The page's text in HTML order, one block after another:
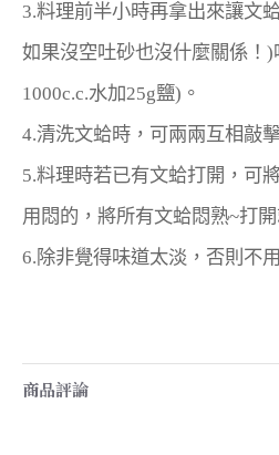
3.料理前半小時再拿出來讓文
如果沒空吐砂也沒什麼關係！
1000c.c.水加25g鹽)。
4.清洗文蛤時，可兩兩互相敲
5.料理時若已有文蛤打開，可
用悶的，將所有文蛤悶熟~打開
6.除非覺得味道太淡，否則不
商品評論